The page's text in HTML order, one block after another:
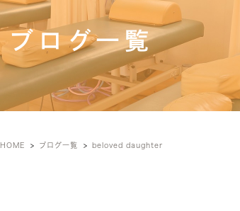
ブログ一覧
HOME ブログ一覧 beloved daughter